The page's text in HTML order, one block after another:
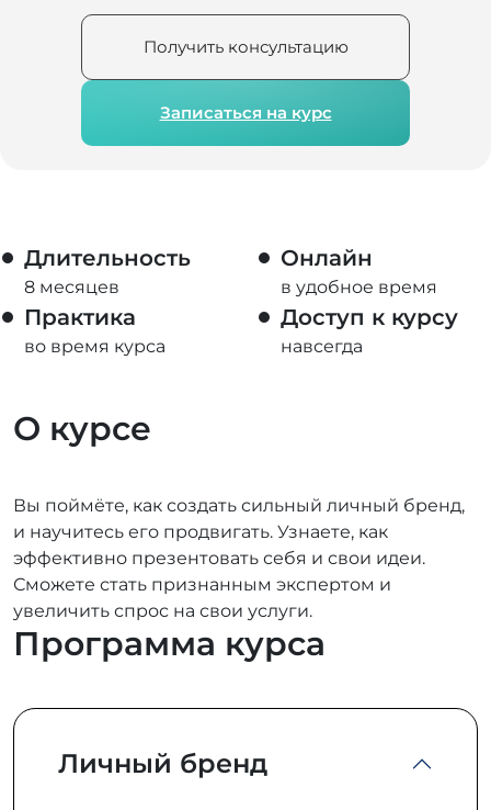
Записаться на курс
Получить консультацию
Длительность
8 месяцев
Онлайн
в удобное время
Практика
во время курса
Доступ к курсу
навсегда
О курсе
Вы поймёте, как создать сильный личный бренд,
и научитесь его продвигать. Узнаете, как
эффективно презентовать себя и свои идеи.
Сможете стать признанным экспертом и
увеличить спрос на свои услуги.
Программа курса
Личный бренд